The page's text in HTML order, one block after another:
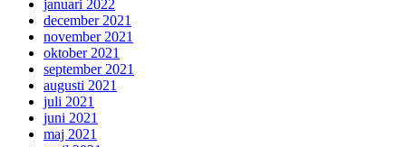
januari 2022
december 2021
november 2021
oktober 2021
september 2021
augusti 2021
juli 2021
juni 2021
maj 2021